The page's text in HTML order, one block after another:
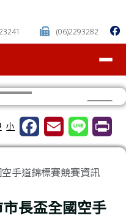
(06)2293282
⏸
小
手道錦標賽競賽資訊
長盃全國空手